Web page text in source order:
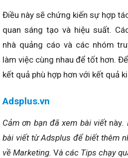
Điều này sẽ chứng kiến ​​sự hợp
quan sáng tạo và hiệu suất.
nhà quảng cáo và các nhóm
làm việc cùng nhau để tốt hơn.
kết quả phù hợp hơn với kết quả
Adsplus.vn
Cảm ơn bạn đã xem bài viết này.
bài viết từ Adsplus để biết thêm
về Marketing. Và các Tips chạy